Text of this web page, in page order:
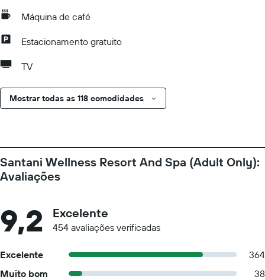
Máquina de café
Estacionamento gratuito
TV
Mostrar todas as 118 comodidades
Santani Wellness Resort And Spa (Adult Only):
Avaliações
9,2 Excelente
454 avaliações verificadas
Excelente
364
Muito bom
38